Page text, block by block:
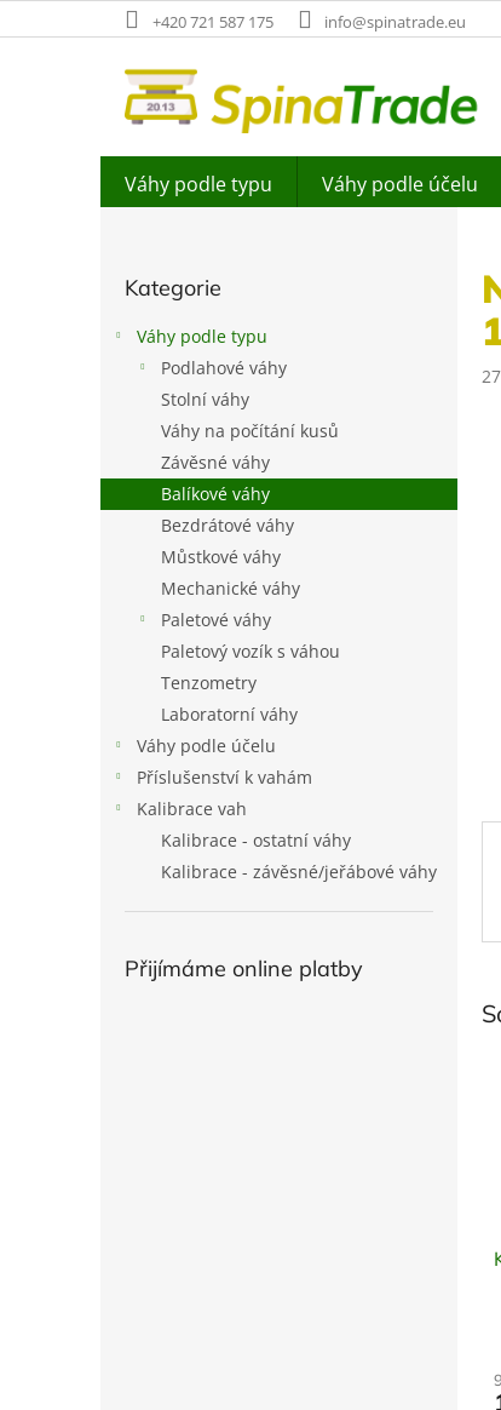
na
+420 721 587 175 info@spinatrade.eu
Váhy podle typu Váhy podle účelu
a
n
kategorie
Kategorie
Váhy podle typu
Podlahové váhy
Stolní váhy
Váhy na počítání kusů
Závěsné váhy
Balíkové váhy
Bezdrátové váhy
Můstkové váhy
Mechanické váhy
Paletové váhy
Paletový vozík s váhou
Tenzometry
Laboratorní váhy
Váhy podle účelu
Příslušenství k vahám
Kalibrace vah
Kalibrace - ostatní váhy
Kalibrace - závěsné/jeřábové váhy
Přijímáme online platby